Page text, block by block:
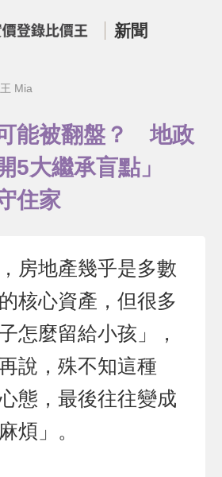
新聞
Mia
能被翻盤？ 地政
5大繼承盲點」
住家
房地產幾乎是多數
核心資產，但很多
怎麼留給小孩」，
說，殊不知這種
態，最後往往變成
煩」。